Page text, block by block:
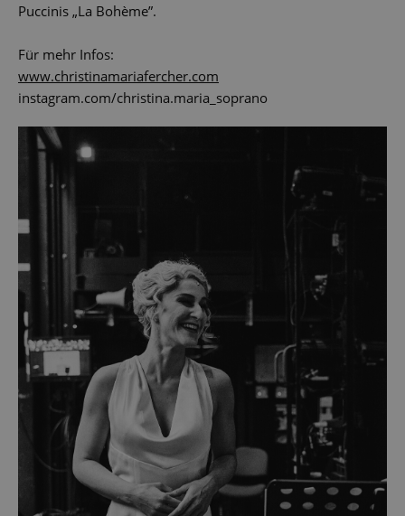
Puccinis „La Bohème”.
Für mehr Infos:
www.christinamariafercher.com
instagram.com/christina.maria_soprano